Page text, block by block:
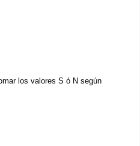
los valores S ó N según